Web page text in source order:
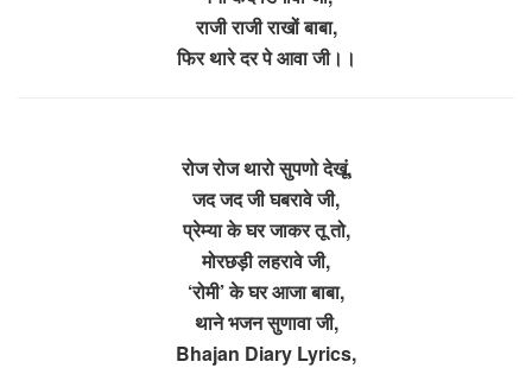
राजी राजी राखों बाबा,
फिर थारे दर पे आवा जी।।
रोज रोज थारो सुपणो देखूं,
जद जद जी घबरावे जी,
प्रेम्या के घर जाकर तू तो,
मोरछड़ी लहरावे जी,
‘रोमी’ के घर आजा बाबा,
थाने भजन सुणावा जी,
Bhajan Diary Lyrics,